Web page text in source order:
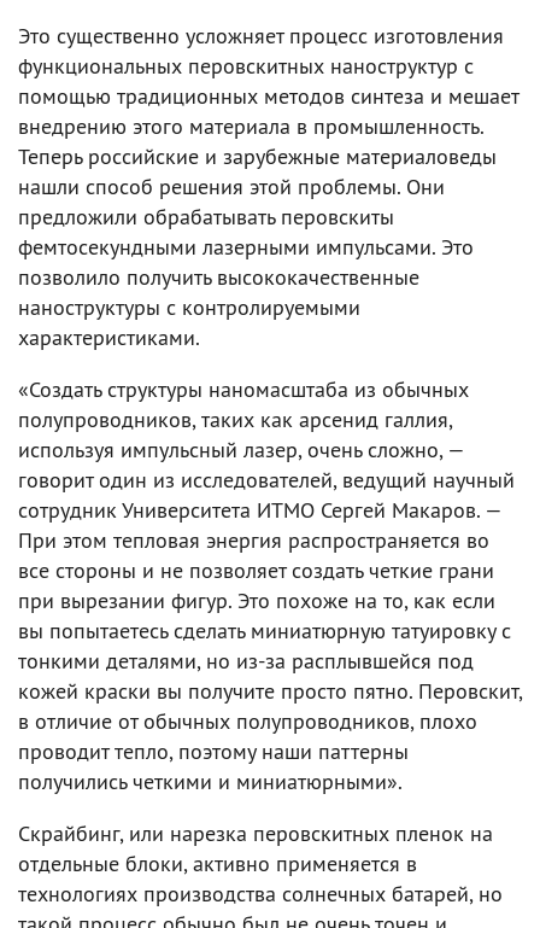
Это существенно усложняет процесс изготовления
функциональных перовскитных наноструктур с
помощью традиционных методов синтеза и мешает
внедрению этого материала в промышленность.
Теперь российские и зарубежные материаловеды
нашли способ решения этой проблемы. Они
предложили обрабатывать перовскиты
фемтосекундными лазерными импульсами. Это
позволило получить высококачественные
наноструктуры с контролируемыми
характеристиками.
«Создать структуры наномасштаба из обычных
полупроводников, таких как арсенид галлия,
используя импульсный лазер, очень сложно, —
говорит один из исследователей, ведущий научный
сотрудник Университета ИТМО Сергей Макаров. —
При этом тепловая энергия распространяется во
все стороны и не позволяет создать четкие грани
при вырезании фигур. Это похоже на то, как если
вы попытаетесь сделать миниатюрную татуировку с
тонкими деталями, но из-за расплывшейся под
кожей краски вы получите просто пятно. Перовскит,
в отличие от обычных полупроводников, плохо
проводит тепло, поэтому наши паттерны
получились четкими и миниатюрными».
Скрайбинг, или нарезка перовскитных пленок на
отдельные блоки, активно применяется в
технологиях производства солнечных батарей, но